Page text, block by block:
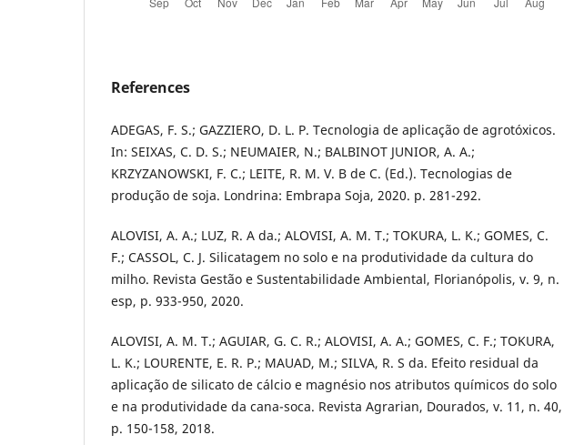
References
ADEGAS, F. S.; GAZZIERO, D. L. P. Tecnologia de aplicação de agrotóxicos.
In: SEIXAS, C. D. S.; NEUMAIER, N.; BALBINOT JUNIOR, A. A.;
KRZYZANOWSKI, F. C.; LEITE, R. M. V. B de C. (Ed.). Tecnologias de
produção de soja. Londrina: Embrapa Soja, 2020. p. 281-292.
ALOVISI, A. A.; LUZ, R. A da.; ALOVISI, A. M. T.; TOKURA, L. K.; GOMES, C.
F.; CASSOL, C. J. Silicatagem no solo e na produtividade da cultura do
milho. Revista Gestão e Sustentabilidade Ambiental, Florianópolis, v. 9, n.
esp, p. 933-950, 2020.
ALOVISI, A. M. T.; AGUIAR, G. C. R.; ALOVISI, A. A.; GOMES, C. F.; TOKURA,
L. K.; LOURENTE, E. R. P.; MAUAD, M.; SILVA, R. S da. Efeito residual da
aplicação de silicato de cálcio e magnésio nos atributos químicos do solo
e na produtividade da cana-soca. Revista Agrarian, Dourados, v. 11, n. 40,
p. 150-158, 2018.